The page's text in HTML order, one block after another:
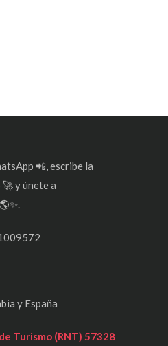
📲, escribe la
y únete a
y España
Turismo (RNT) 57328